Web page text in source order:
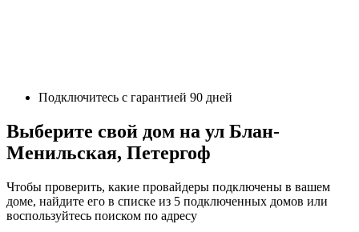
Подключитесь с гарантией 90 дней
Выберите свой дом на ул Блан-
Менильская, Петергоф
Чтобы проверить, какие провайдеры подключены в вашем
доме, найдите его в списке из 5 подключенных домов или
воспользуйтесь поиском по адресу